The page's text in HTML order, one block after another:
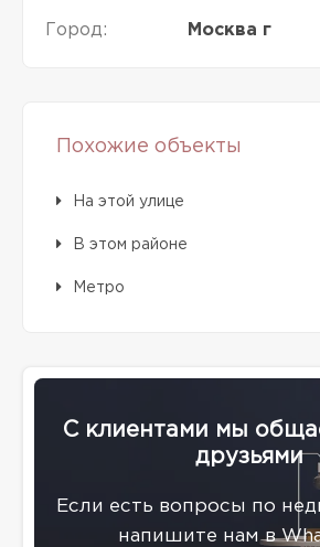
Город: Москва г
Похожие объекты
На этой улице
В этом районе
Метро
С клиентами мы
друзьями
Eсли есть вопросы по
напишите нам в